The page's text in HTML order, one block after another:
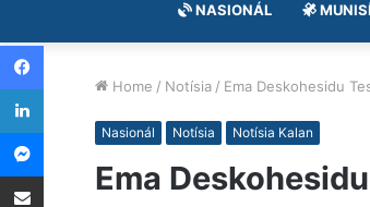
NASIONÁL
Home / Notísia / Ema Deskohesidu
Nasionál Notísia Notísia Kalan
Ema
Facebook
LinkedIn
Messenger